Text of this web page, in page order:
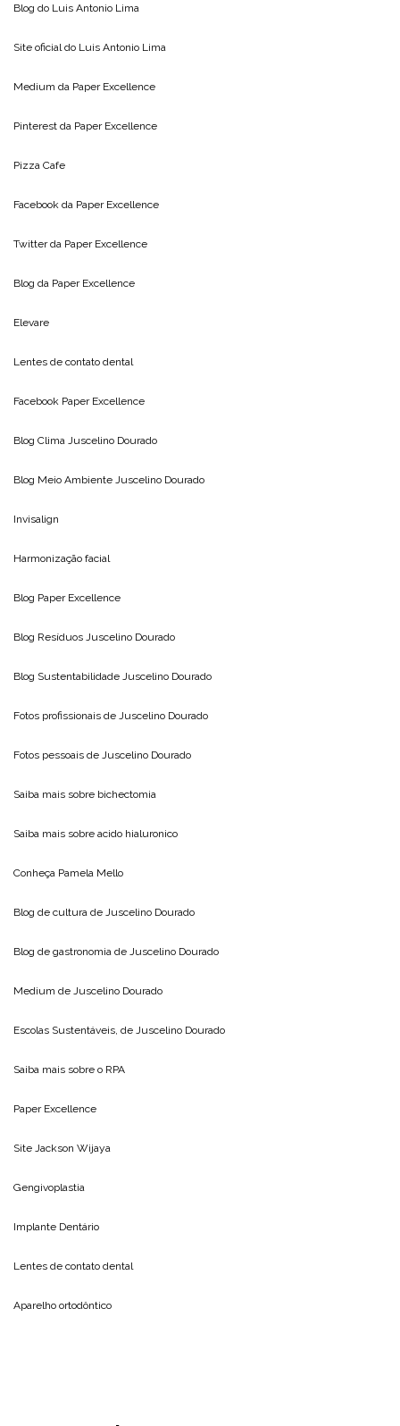
Blog do Luis Antonio Lima
Site oficial do Luis Antonio Lima
Medium da Paper Excellence
Pinterest da Paper Excellence
Pizza Cafe
Facebook da Paper Excellence
Twitter da Paper Excellence
Blog da Paper Excellence
Elevare
Lentes de contato dental
Facebook Paper Excellence
Blog Clima Juscelino Dourado
Blog Meio Ambiente Juscelino Dourado
Invisalign
Harmonização facial
Blog Paper Excellence
Blog Resíduos Juscelino Dourado
Blog Sustentabilidade Juscelino Dourado
Fotos profissionais de Juscelino Dourado
Fotos pessoais de Juscelino Dourado
Saiba mais sobre bichectomia
Saiba mais sobre acido hialuronico
Conheça Pamela Mello
Blog de cultura de Juscelino Dourado
Blog de gastronomia de Juscelino Dourado
Medium de Juscelino Dourado
Escolas Sustentáveis, de Juscelino Dourado
Saiba mais sobre o RPA
Paper Excellence
Site Jackson Wijaya
Gengivoplastia
Implante Dentário
Lentes de contato dental
Aparelho ortodôntico